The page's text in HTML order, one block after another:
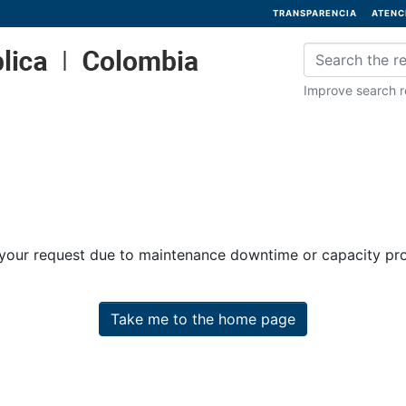
TRANSPARENCIA
Improve search
request due to maintenance downtime or capacity
Take me to the home page